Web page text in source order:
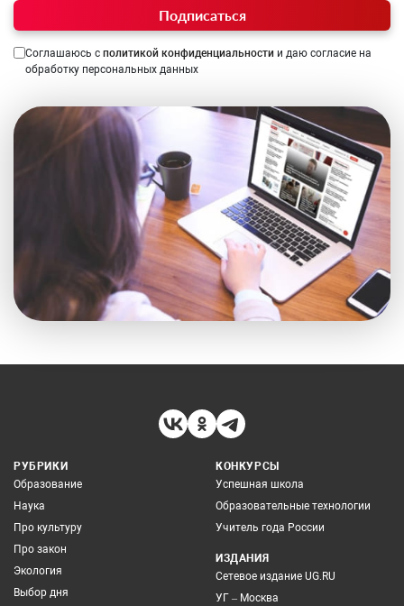
Подписаться
Соглашаюсь с политикой конфиденциальности и даю согласие на
обработку персональных данных
РУБРИКИ
Образование
Наука
Про культуру
Про закон
Экология
Выбор дня
КОНКУРСЫ
Успешная школа
Образовательные технологии
Учитель года России
ИЗДАНИЯ
Сетевое издание UG.RU
УГ – Москва